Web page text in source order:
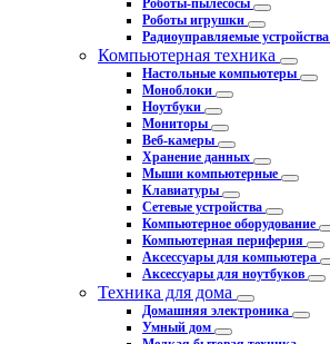
Роботы-пылесосы
Роботы игрушки
Радиоуправляемые устройства
Компьютерная техника
Настольные компьютеры
Моноблоки
Ноутбуки
Мониторы
Веб-камеры
Хранение данных
Мыши компьютерные
Клавиатуры
Сетевые устройства
Компьютерное оборудование
Компьютерная периферия
Аксессуары для компьютера
Аксессуары для ноутбуков
Техника для дома
Домашняя электроника
Умный дом